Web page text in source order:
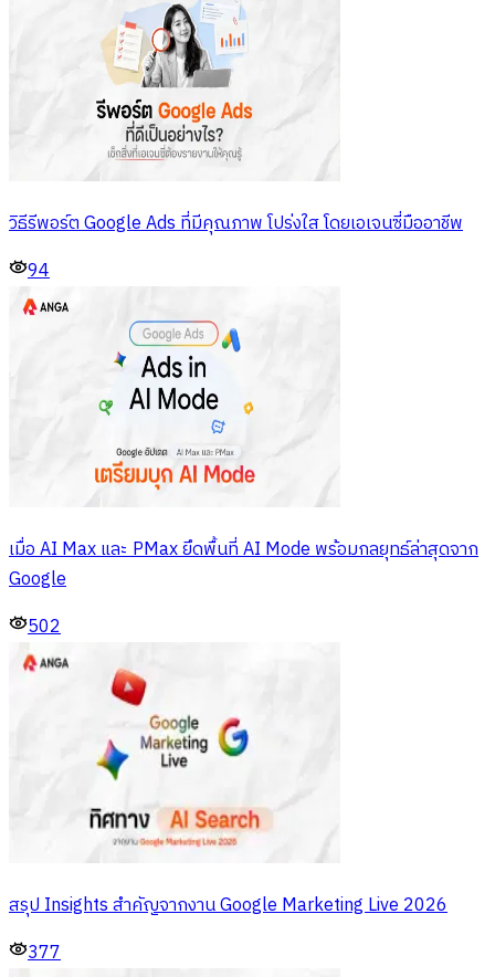
วิธีรีพอร์ต Google Ads ที่มีคุณภาพ โปร่งใส โดยเอเจนซี่มืออาชีพ
94
เมื่อ AI Max และ PMax ยึดพื้นที่ AI Mode พร้อมกลยุทธ์ล่าสุดจาก
Google
502
สรุป Insights สำคัญจากงาน Google Marketing Live 2026
377